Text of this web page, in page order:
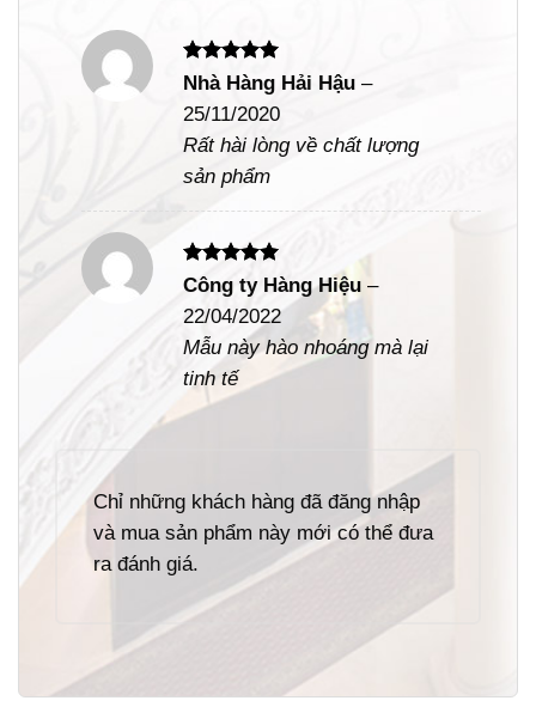
Được xếp
sao
Nhà Hàng Hải Hậu–
25/11/2020
Rất hài lòng về chất lượng
sản phẩm
Được xếp
hạng5
5
sao
Công ty Hàng Hiệu–
22/04/2022
Mẫu này hào nhoáng mà lại
tinh tế
Chỉ những khách hàng đã đăng nhập
và mua sản phẩm này mới có thể đưa
ra đánh giá.